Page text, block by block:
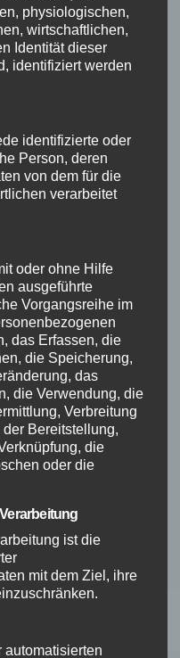
Böttcher Fahrräder
und keine
erfordern.
ebenfalls von
Die meisten
bei Fragen oder
und hilfsbereiten
Bewertungen
auf Probleme
Kundenservice
negativen
und stehen den
gegenüber.
den Kunden
Resonanz
die einfache
sind die
mit ihren Böttcher
physiologischen,
wirtschaftlichen,
Identität dieser
identifiziert werden
identifizierte oder
Person, deren
von dem für die
verarbeitet
oder ohne Hilfe
ausgeführte
Vorgangsreihe im
das Erfassen, die
die Speicherung,
das
die Verwendung, die
Verbreitung
Bereitstellung,
die
oder die
ist die
mit dem Ziel, ihre
automatisierten